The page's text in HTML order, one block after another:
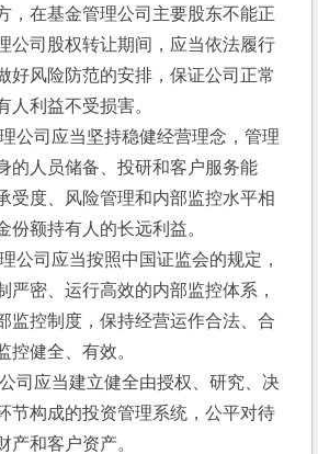
，在基金管理公司主要股东不能正
公司股权转让期间，应当依法履行
好风险防范的安排，保证公司正常
人利益不受损害。
公司应当坚持稳健经营理念，管理
的人员储备、投研和客户服务能
受度、风险管理和内部监控水平相
份额持有人的长远利益。
公司应当按照中国证监会的规定，
严密、运行高效的内部监控体系，
监控制度，保持经营运作合法、合
控健全、有效。
司应当建立健全由授权、研究、决
节构成的投资管理系统，公平对待
产和客户资产。